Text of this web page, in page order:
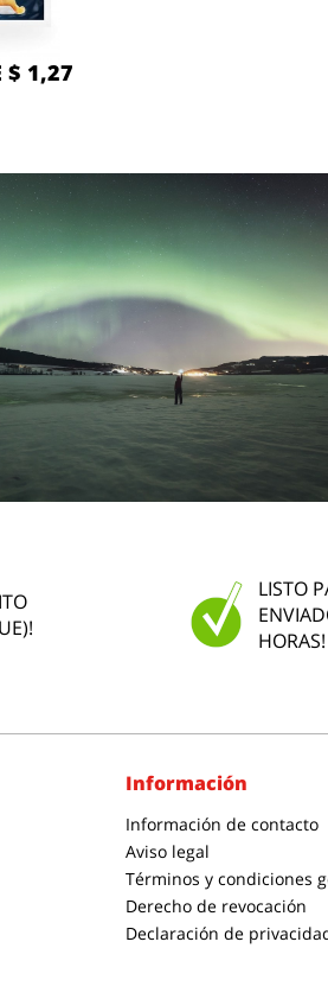
$ 1,27
LISTO
HORAS!
Información
Información de contacto
Aviso legal
Términos y condiciones
Derecho de revocación
Declaración de